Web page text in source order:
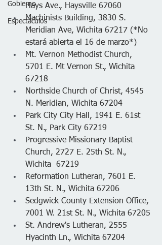
Gobierno
Espectáculos
Hays Ave., Haysville 67060
Machinists Building, 3830 S.
Meridian Ave, Wichita 67217 (*No
estará abierta el 16 de marzo*)
Mt. Vernon Methodist Church,
5701 E. Mt Vernon St., Wichita
67218
Northside Church of Christ, 4545
N. Meridian, Wichita 67204
Park City City Hall, 1941 E. 61st
St. N., Park City 67219
Progressive Missionary Baptist
Church, 2727 E. 25th St. N.,
Wichita  67219
Reformation Lutheran, 7601 E.
13th St. N., Wichita 67206
Sedgwick County Extension Office,
7001 W. 21st St. N., Wichita 67205
St. Andrew's Lutheran, 2555
Hyacinth Ln., Wichita 67204